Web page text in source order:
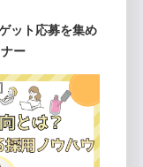
ット応募を集め
ー